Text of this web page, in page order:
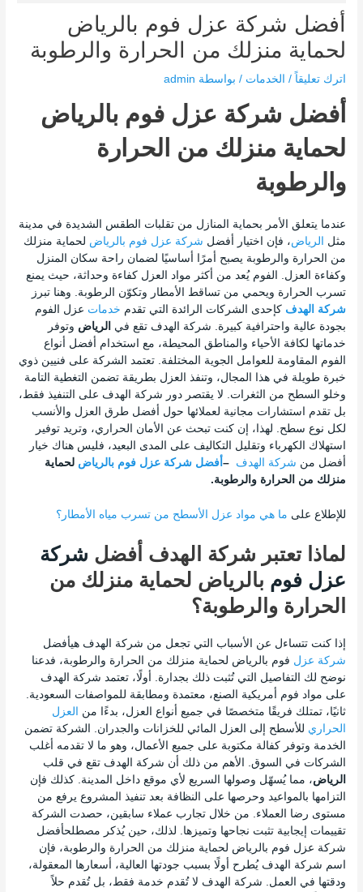
أفضل شركة عزل فوم بالرياض
لحماية منزلك من الحرارة والرطوبة
اترك تعليقاً / الخدمات / بواسطة admin
أفضل شركة عزل فوم بالرياض
لحماية منزلك من الحرارة
والرطوبة
عندما يتعلق الأمر بحماية المنازل من تقلبات الطقس الشديدة في مدينة
مثل
الرياض، فإن اختيار أفضل شركة عزل فوم بالرياض لحماية منزلك
من الحرارة والرطوبة يصبح أمرًا أساسيًا لضمان راحة سكان المنزل
وكفاءة العزل. الفوم يُعد من أكثر مواد العزل كفاءة وحداثة، حيث يمنع
تسرب الحرارة ويحمي من تساقط الأمطار وتكوّن الرطوبة. وهنا تبرز
شركة الهدف كإحدى الشركات الرائدة التي تقدم خدمات عزل الفوم
بجودة عالية واحترافية كبيرة. شركة الهدف تقع في الرياض وتوفر
خدماتها لكافة الأحياء والمناطق المحيطة، مع استخدام أفضل أنواع
الفوم المقاومة للعوامل الجوية المختلفة. تعتمد الشركة على فنيين ذوي
خبرة طويلة في هذا المجال، وتنفذ العزل بطريقة تضمن التغطية التامة
وخلو السطح من الثغرات. لا يقتصر دور شركة الهدف على التنفيذ فقط،
بل تقدم استشارات مجانية لعملائها حول أفضل طرق العزل والأنسب
لكل نوع سطح. لهذا، إن كنت تبحث عن الأمان الحراري، وتريد توفير
استهلاك الكهرباء وتقليل التكاليف على المدى البعيد، فليس هناك خيار
أفضل من شركة الهدف – أفضل شركة عزل فوم بالرياض لحماية
منزلك من الحرارة والرطوبة.
للإطلاع على ما هي مواد عزل الأسطح من تسرب مياه الأمطار؟
لماذا تعتبر شركة الهدف أفضل شركة
عزل فوم بالرياض لحماية منزلك من
الحرارة والرطوبة؟
إذا كنت تتساءل عن الأسباب التي تجعل من شركة الهدف هيأفضل
شركة عزل فوم بالرياض لحماية منزلك من الحرارة والرطوبة، فدعنا
نوضح لك التفاصيل التي تُثبت ذلك بجدارة. أولًا، تعتمد شركة الهدف
على مواد فوم أمريكية الصنع، معتمدة ومطابقة للمواصفات السعودية.
ثانيًا، تمتلك فريقًا متخصصًا في جميع أنواع العزل، بدءًا من
العزل
الحراري للأسطح إلى العزل المائي للخزانات والجدران. الشركة تضمن
الخدمة وتوفر كفالة مكتوبة على جميع الأعمال، وهو ما لا تقدمه أغلب
الشركات في السوق. الأهم من ذلك أن شركة الهدف تقع في قلب
الرياض، مما يُسهّل وصولها السريع لأي موقع داخل المدينة. كذلك فإن
التزامها بالمواعيد وحرصها على النظافة بعد تنفيذ المشروع يرفع من
مستوى رضا العملاء. من خلال تجارب عملاء سابقين، حصدت الشركة
تقييمات إيجابية تثبت نجاحها وتميزها. لذلك، حين يُذكر مصطلحأفضل
شركة عزل فوم بالرياض لحماية منزلك من الحرارة والرطوبة، فإن
اسم شركة الهدف يُطرح أولًا بسبب جودتها العالية، أسعارها المعقولة،
ودقتها في العمل. شركة الهدف لا تُقدم خدمة فقط، بل تُقدم حلاً